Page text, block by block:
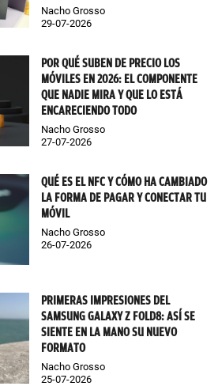
Nacho Grosso
29-07-2026
POR QUÉ SUBEN DE PRECIO LOS
MÓVILES EN 2026: EL COMPONENTE
QUE NADIE MIRA Y QUE LO ESTÁ
ENCARECIENDO TODO
Nacho Grosso
27-07-2026
QUÉ ES EL NFC Y CÓMO HA CAMBIADO
LA FORMA DE PAGAR Y CONECTAR TU
MÓVIL
Nacho Grosso
26-07-2026
PRIMERAS IMPRESIONES DEL
SAMSUNG GALAXY Z FOLD8: ASÍ SE
SIENTE EN LA MANO SU NUEVO
FORMATO
Nacho Grosso
25-07-2026